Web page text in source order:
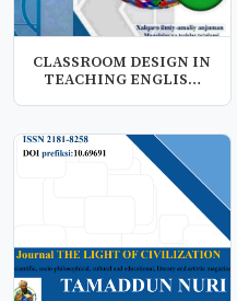
CLASSROOM DESIGN IN
TEACHING ENGLISH